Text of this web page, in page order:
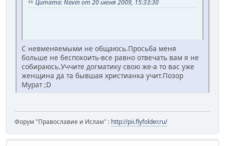
Цитата: Navin от 20 июня 2009, 15:33:30
С невменяемыми не общаюсь.Просьба меня
больше не беспокоить-все равно отвечать вам я не
собираюсь.Уччите догматику свою же-а то вас уже
женщина да та бывшая христианка учит.Позор
Мурат ;D
Форум "Православие и Ислам" : http://pii.flyfolder.ru/